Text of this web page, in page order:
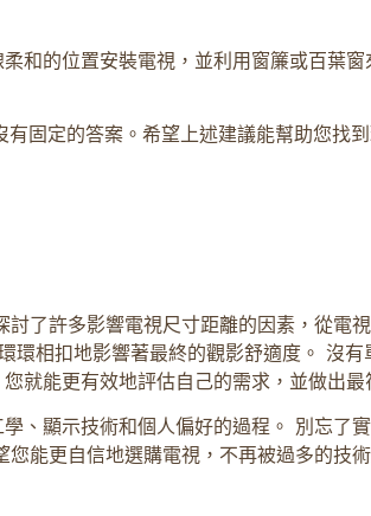
和的位置安裝電視，並利用窗簾或百葉
固定的答案。希望上述建議能幫助您找
了許多影響電視尺寸距離的因素，從電
相扣地影響著最終的觀影舒適度。 沒
就能更有效地評估自己的需求，並做出最
、顯示技術和個人偏好的過程。 別忘了
能更自信地選購電視，不再被過多的技